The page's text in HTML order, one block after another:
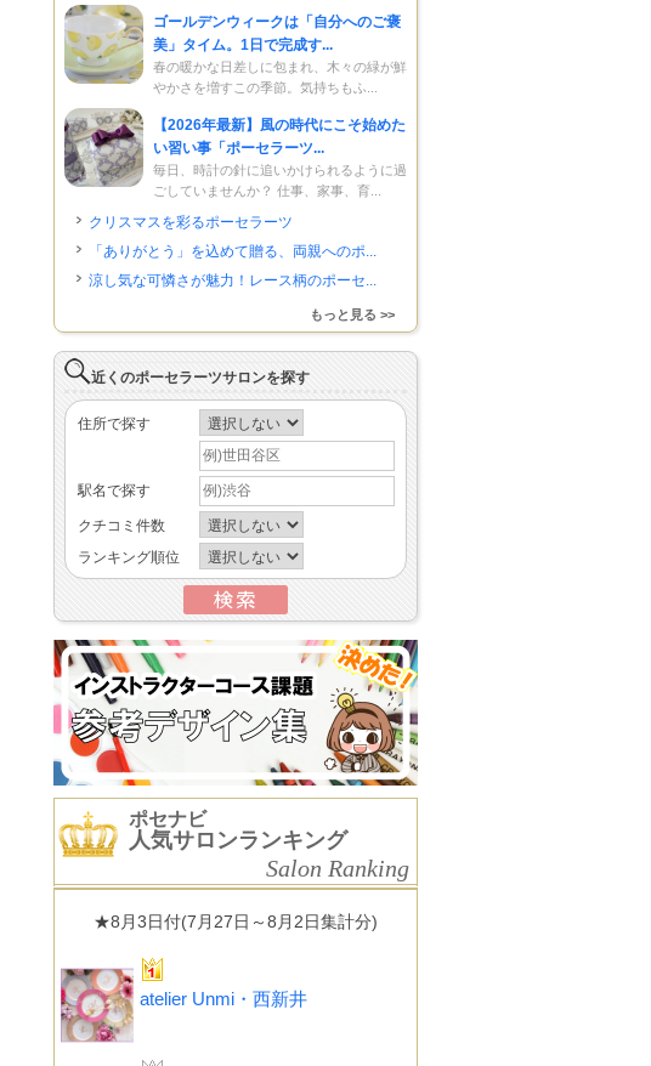
ゴールデンウィークは「自分へのご褒
美」タイム。1日で完成す...
春の暖かな日差しに包まれ、木々の緑が鮮
やかさを増すこの季節。気持ちもふ...
【2026年最新】風の時代にこそ始めた
い習い事「ポーセラーツ...
毎日、時計の針に追いかけられるように過
ごしていませんか？ 仕事、家事、育...
クリスマスを彩るポーセラーツ
「ありがとう」を込めて贈る、両親へのポ...
涼し気な可憐さが魅力！レース柄のポーセ...
もっと見る >>
近くのポーセラーツサロンを探す
住所で探す
駅名で探す
クチコミ件数
ランキング順位
ポセナビ
人気サロンランキング
Salon Ranking
★8月3日付(7月27日～8月2日集計分)
atelier Unmi・西新井